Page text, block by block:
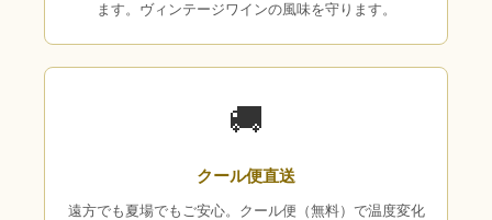
ます。ヴィンテージワインの風味を守ります。
🚚
クール便直送
遠方でも夏場でもご安心。クール便（無料）で温度変化